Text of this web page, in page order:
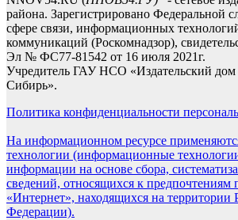
района. Зарегистрировано Федеральной
сфере связи, информационных
коммуникаций (Роскомнадзор),
Эл № ФС77-81542 от 16 июля 2021г.
Учредитель ГАУ НСО «Издательский дом
Сибирь».
Политика конфиденциальности
На информационном ресурсе
технологии (информационные
информации на основе сбора,
сведений, относящихся к предпочтениям
«Интернет», находящихся на территории
Федерации).